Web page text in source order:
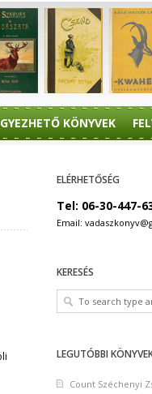
KÖNYVEK
ELÉRHETŐSÉG
Tel: 06-30-447-
Email:
KERESÉS
LEGUTÓBBI
Count Széchenyi